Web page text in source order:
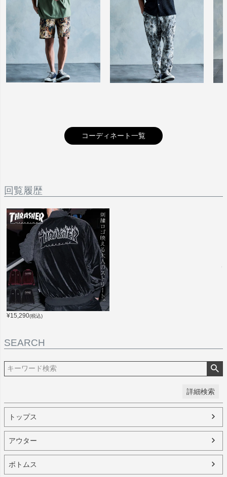
コーディネート一覧
回覧履歴
¥15,290(税込)
SEARCH
詳細検索
キーワード
人気
在庫なし商品を表示しない
商品番号/JANコード
並び順
新着順
登録順
価格が安い順
価格が高い順
レビュー順
キーワードヒット順
検索
トップス
アウター
ボトムス